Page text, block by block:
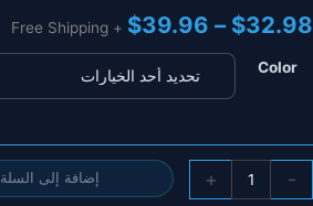
$32.98
–
$39.96
نطاق
السعر:
من
+ Free Shipping
Color
-
بطارية
+ إضافة إلى السلة